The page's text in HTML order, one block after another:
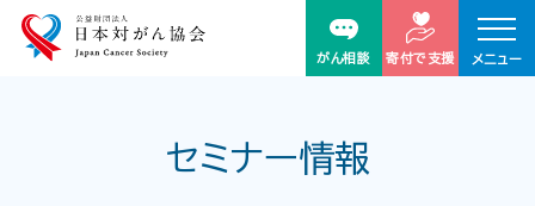
がん相談 寄付で支援 メニュー
セミナー情報